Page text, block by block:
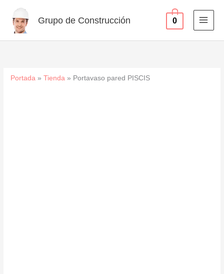
contenido
Grupo de Construcción 0
Portada »Tienda » Portavaso pared PISCIS